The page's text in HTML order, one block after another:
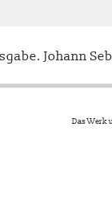
Johann
Das Werk